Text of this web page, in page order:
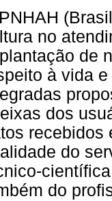
no
de
à vida
dos
recebidos
do
do